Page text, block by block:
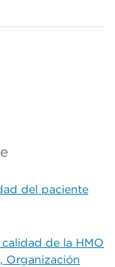
del paciente
de la HMO
Organización